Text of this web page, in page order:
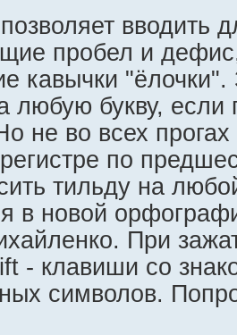
вводить
пробел и
кавычки
любую букву, если
не во всех
по
тильду на
в новой
При
- клавиши со
символов.